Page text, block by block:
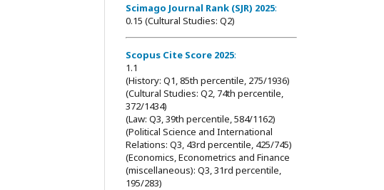
Scimago Journal Rank (SJR) 2025:
0.15 (Cultural Studies: Q2)
Scopus Cite Score 2025:
1.1
(History: Q1, 85th percentile, 275/1936)
(Cultural Studies: Q2, 74th percentile,
372/1434)
(Law: Q3, 39th percentile, 584/1162)
(Political Science and International
Relations: Q3, 43rd percentile, 425/745)
(Economics, Econometrics and Finance
(miscellaneous): Q3, 31rd percentile,
195/283)